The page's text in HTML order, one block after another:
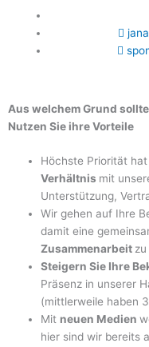
Aus welchem Grund
Nutzen Sie ihre Vorteile
Höchste Priorität
Verhältnis mit
Unterstützung,
Wir gehen auf Ihre
damit eine
Zusammenarbeit
Steigern Sie Ihre
Präsenz in unserer
(mittlerweile haben
Mit neuen Medien
hier sind wir bereits